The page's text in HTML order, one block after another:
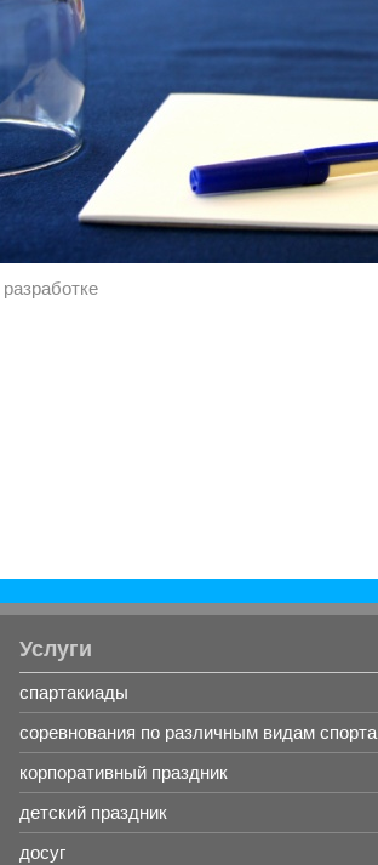
Услуги
спартакиады
соревнования по различным видам спорта
корпоративный праздник
детский праздник
досуг